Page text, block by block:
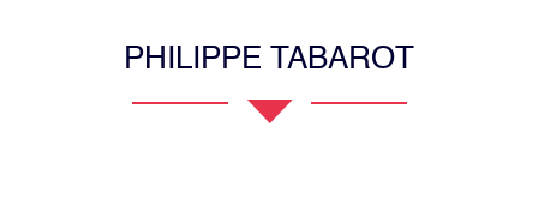
PHILIPPE TABAROT